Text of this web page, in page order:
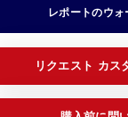
レポートのウ
リクエスト カス